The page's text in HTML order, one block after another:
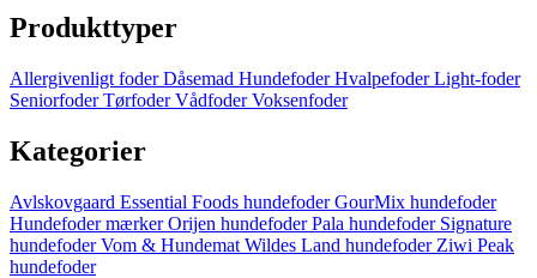
Produkttyper
Allergivenligt foderDåsemad HundefoderHvalpefoderLight-foder
SeniorfoderTørfoderVådfoderVoksenfoder
Kategorier
Avlskovgaard Essential Foods hundefoderGourMix hundefoder
Hundefoder mærkerOrijen hundefoderPala hundefoder Signature
hundefoderVom & Hundemat Wildes Land hundefoder Ziwi Peak
hundefoder